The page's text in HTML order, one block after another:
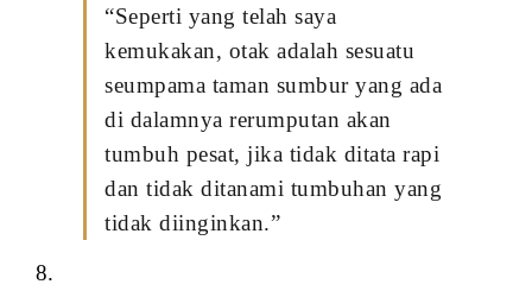
“Seperti yang telah saya
kemukakan, otak adalah sesuatu
seumpama taman sumbur yang ada
di dalamnya rerumputan akan
tumbuh pesat, jika tidak ditata rapi
dan tidak ditanami tumbuhan yang
tidak diinginkan.”
8.